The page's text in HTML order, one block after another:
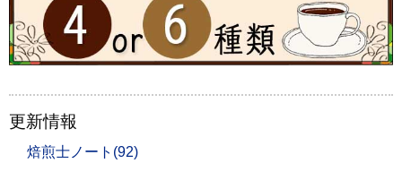
更新情報
焙煎士ノート(92)